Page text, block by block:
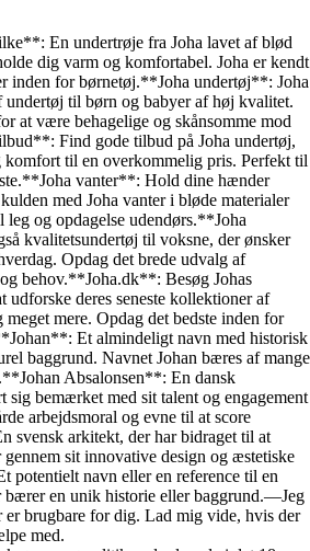
En undertrøje fra Joha lavet af blød
dig varm og komfortabel. Joha er kendt
inden for børnetøj.**Joha undertøj**: Joha
undertøj til børn og babyer af høj kvalitet.
at være behagelige og skånsomme mod
Find gode tilbud på Joha undertøj,
til en overkommelig pris. Perfekt til
vanter**: Hold dine hænder
med Joha vanter i bløde materialer
og opdagelse udendørs.**Joha
kvalitetsundertøj til voksne, der ønsker
Opdag det brede udvalg af
behov.**Joha.dk**: Besøg Johas
udforske deres seneste kollektioner af
mere. Opdag det bedste inden for
Et almindeligt navn med historisk
baggrund. Navnet Johan bæres af mange
Absalonsen**: En dansk
sig bemærket med sit talent og engagement
arbejdsmoral og evne til at score
svensk arkitekt, der har bidraget til at
sit innovative design og æstetiske
navn eller en reference til en
bærer en unik historie eller baggrund.—Jeg
er brugbare for dig. Lad mig vide, hvis der
med.